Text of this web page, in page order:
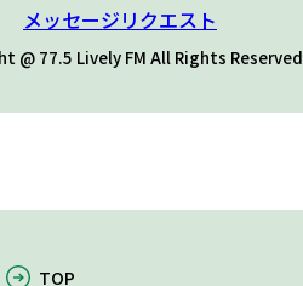
メッセージリクエスト
@ 77.5 Lively FM All Rights Reserved
TOP